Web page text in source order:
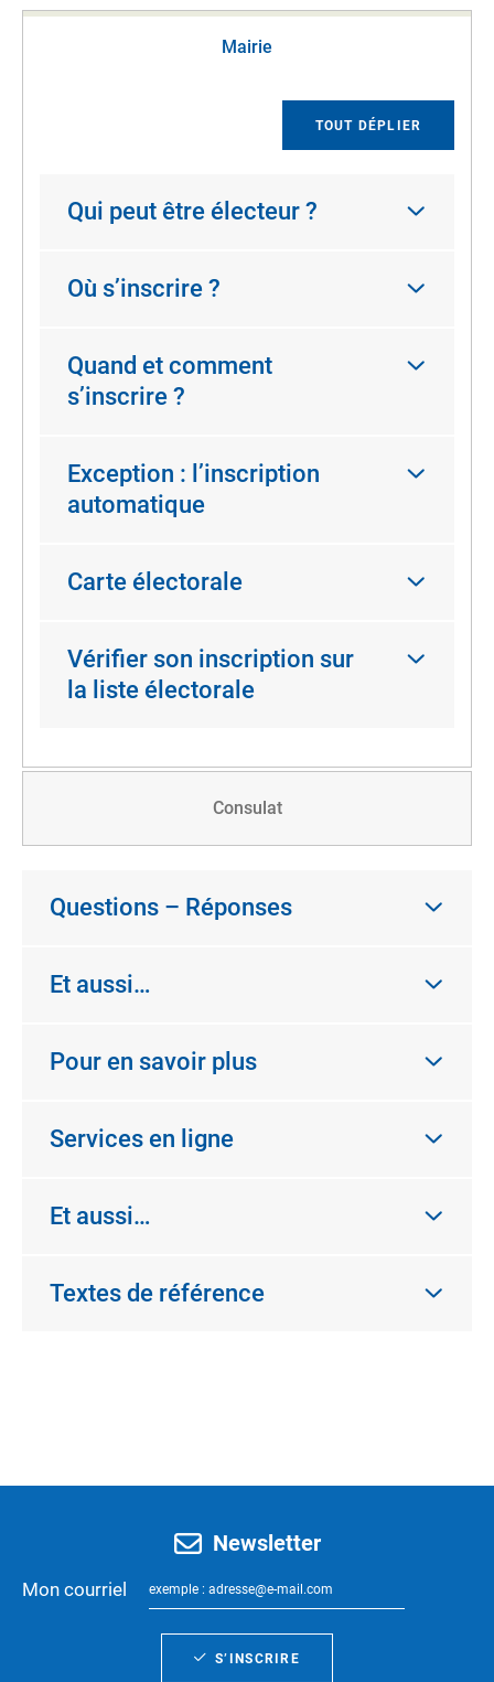
Mairie
TOUT DÉPLIER
Qui peut être électeur ?
Où s’inscrire ?
Quand et comment
s’inscrire ?
Exception : l’inscription
automatique
Carte électorale
Vérifier son inscription sur
la liste électorale
Consulat
Questions – Réponses
Et aussi…
Pour en savoir plus
Services en ligne
Et aussi…
Textes de référence
Newsletter
Mon courriel
S’INSCRIRE